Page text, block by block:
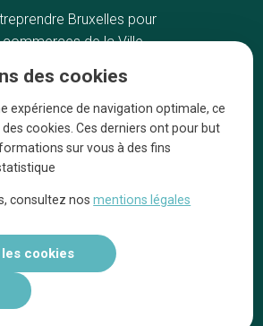
Bruxelles pour
de la Ville
Artisans
A propos
On parle de nous
des cookies
expérience de navigation optimale, ce
cookies. Ces derniers ont pour but
sur vous à des fins
consultez nosmentions légales
cookies